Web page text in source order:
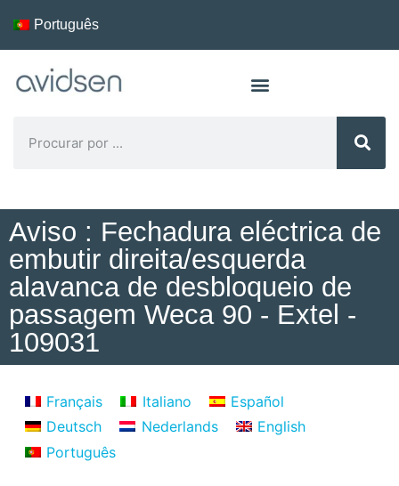
Português
Aviso : Fechadura eléctrica de
embutir direita/esquerda
alavanca de desbloqueio de
passagem Weca 90 - Extel -
109031
Français Italiano
Español
Deutsch
Nederlands
English
Português